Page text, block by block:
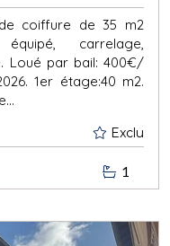
de coiffure de 35 m2
carrelage,
Loué par bail: 400€/
1er étage:40 m2.
Exclu
1